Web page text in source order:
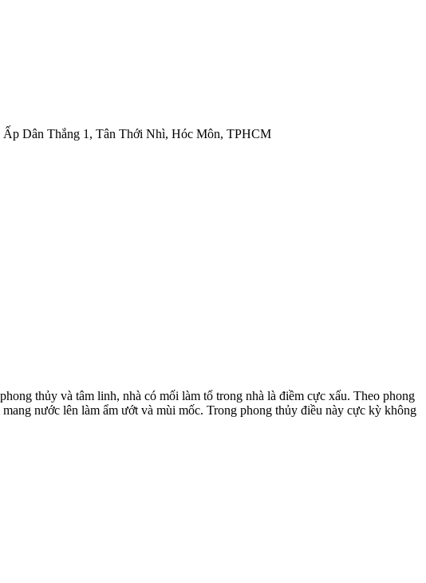
Ấp Dân Thắng 1, Tân Thới Nhì, Hóc Môn, TPHCM
thủy và tâm linh, nhà có mối làm tổ trong nhà là điềm cực xấu. Theo phong
nước lên làm ẩm ướt và mùi mốc. Trong phong thủy điều này cực kỳ không